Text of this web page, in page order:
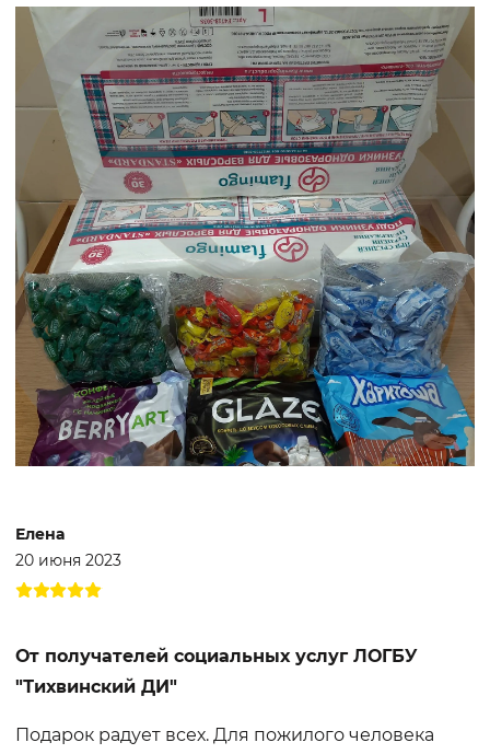
Елена
20 июня 2023
От получателей социальных услуг ЛОГБУ
"Тихвинский ДИ"
Подарок радует всех. Для пожилого человека